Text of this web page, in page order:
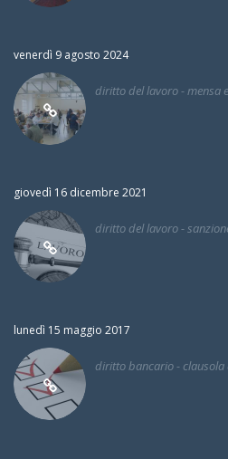
venerdì 9 agosto 2024
diritto del lavoro - mensa
giovedì 16 dicembre 2021
diritto del lavoro -
lunedì 15 maggio 2017
diritto bancario - clausola